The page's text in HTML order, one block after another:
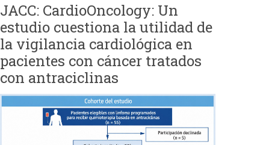
JACC: CardioOncology: Un
estudio cuestiona la utilidad de
la vigilancia cardiológica en
pacientes con cáncer tratados
con antraciclinas